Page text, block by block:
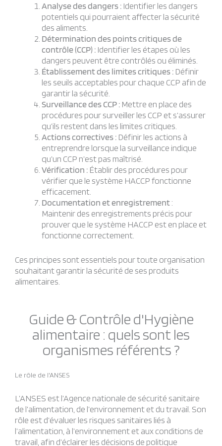
Analyse des dangers : Identifier les dangers
potentiels qui pourraient affecter la sécurité
des aliments.
Détermination des points critiques de
contrôle (CCP) : Identifier les étapes où les
dangers peuvent être contrôlés ou éliminés.
Établissement des limites critiques : Définir
les seuils acceptables pour chaque CCP afin de
garantir la sécurité.
Surveillance des CCP : Mettre en place des
procédures pour surveiller les CCP et s’assurer
qu’ils restent dans les limites critiques.
Actions correctives : Définir les actions à
entreprendre lorsque la surveillance indique
qu’un CCP n’est pas maîtrisé.
Vérification : Établir des procédures pour
vérifier que le système HACCP fonctionne
efficacement.
Documentation et enregistrement:
Maintenir des enregistrements précis pour
prouver que le système HACCP est en place et
fonctionne correctement.
Ces principes sont essentiels pour toute organisation
souhaitant garantir la sécurité de ses produits
alimentaires.
Guide & Contrôle d'Hygiène
alimentaire : quels sont les
organismes référents ?
Le rôle de l'ANSES
L’ANSES est l’Agence nationale de sécurité sanitaire
de l’alimentation, de l’environnement et du travail. Son
rôle est d’évaluer les risques sanitaires liés à
l’alimentation, à l’environnement et aux conditions de
travail, afin d’éclairer les décisions de politique